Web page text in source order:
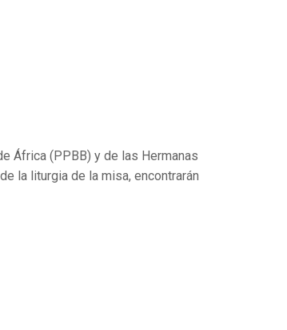
África (PPBB) y de las Hermanas
la liturgia de la misa, encontrarán